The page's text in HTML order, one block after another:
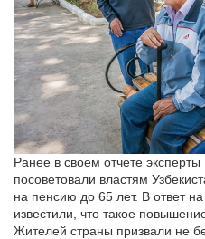
Ранее в своем отчете
посоветовали властям
на пенсию до 65 лет. В ответ
известили, что такое
Жителей страны призвали не